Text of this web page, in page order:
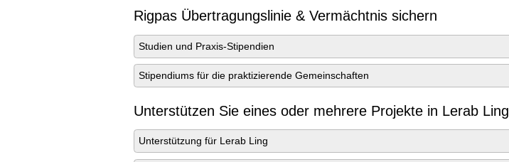
Rigpas Übertragungslinie & Vermächtnis sichern
Studien und Praxis-Stipendien
Stipendiums für die praktizierende Gemeinschaften
Unterstützen Sie eines oder mehrere Projekte in Lerab Ling
Unterstützung für Lerab Ling